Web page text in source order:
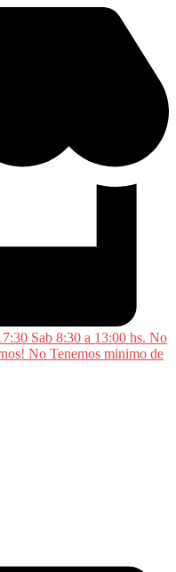
Sab 8:30 a 13:00 hs. No
No Tenemos minimo de